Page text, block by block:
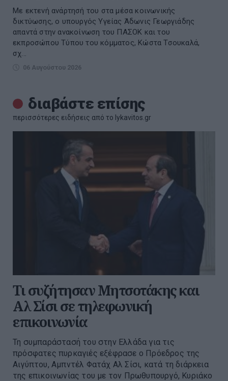
Με εκτενή ανάρτησή του στα μέσα κοινωνικής
δικτύωσης, ο υπουργός Υγείας Άδωνις Γεωργιάδης
απαντά στην ανακοίνωση του ΠΑΣΟΚ και του
εκπροσώπου Τύπου του κόμματος, Κώστα Τσουκαλά,
σχ...
06 Αυγούστου 2026
διαβάστε επίσης
περισσότερες ειδήσεις από το lykavitos.gr
Τι συζήτησαν Μητσοτάκης και
Αλ Σίσι σε τηλεφωνική
επικοινωνία
Τη συμπαράστασή του στην Ελλάδα για τις
πρόσφατες πυρκαγιές εξέφρασε ο Πρόεδρος της
Αιγύπτου, Αμπντέλ Φατάχ Αλ Σίσι, κατά τη διάρκεια
της επικοινωνίας του με τον Πρωθυπουργό, Κυριάκο